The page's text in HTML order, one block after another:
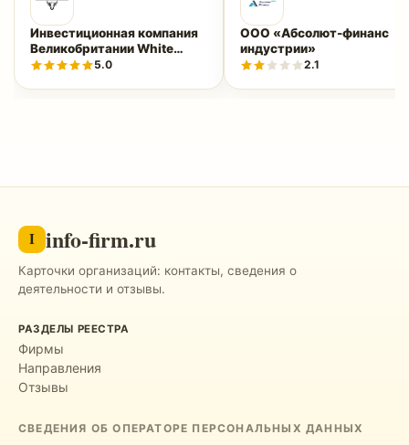
Инвестиционная компания
Великобритании White
Stone Group inc
5.0
ООО «Абсолют-финанс
индустрии»
2.1
I info-firm.ru
Карточки организаций: контакты, сведения о
деятельности и отзывы.
РАЗДЕЛЫ РЕЕСТРА
Фирмы
Направления
Отзывы
СВЕДЕНИЯ ОБ ОПЕРАТОРЕ ПЕРСОНАЛЬНЫХ ДАННЫХ